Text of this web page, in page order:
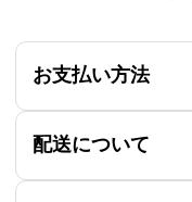
お支払い方法
配送について